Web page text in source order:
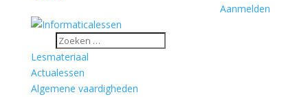
Aanmelden
Lesmateriaal
Actualessen
Algemene vaardigheden